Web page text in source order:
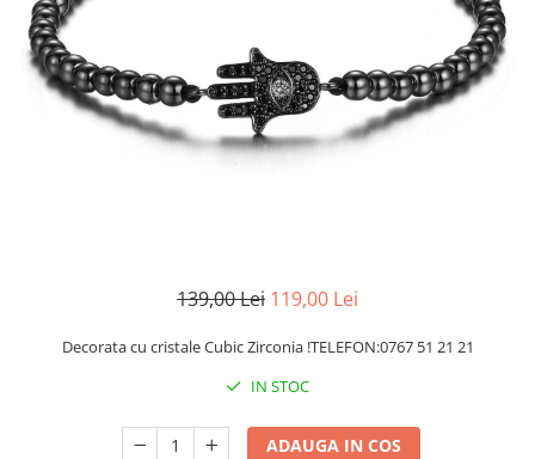
CERCEI
CEASURI DAMA
139,00 Lei 119,00 Lei
Decorata cu cristale Cubic Zirconia !TELEFON:0767 51 21 21
IN STOC
ADAUGA IN COS